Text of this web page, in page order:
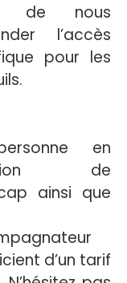
de nous
l’accès
pour les
en
de
ainsi que
d’un tarif